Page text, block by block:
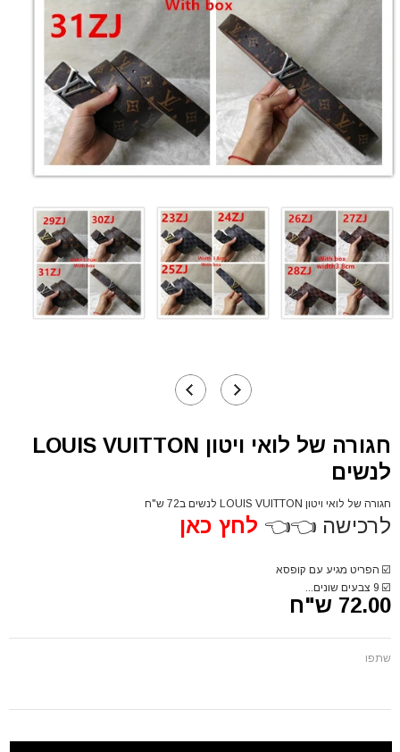
חגורה של לואי ויטון LOUIS VUITTON
לנשים
חגורה של לואי ויטון LOUIS VUITTON לנשים ב72 ש"ח
לרכישה 👈👈 לחץ כאן
☑️ הפריט מגיע עם קופסא
☑️
72.00 ש"ח
שתפו